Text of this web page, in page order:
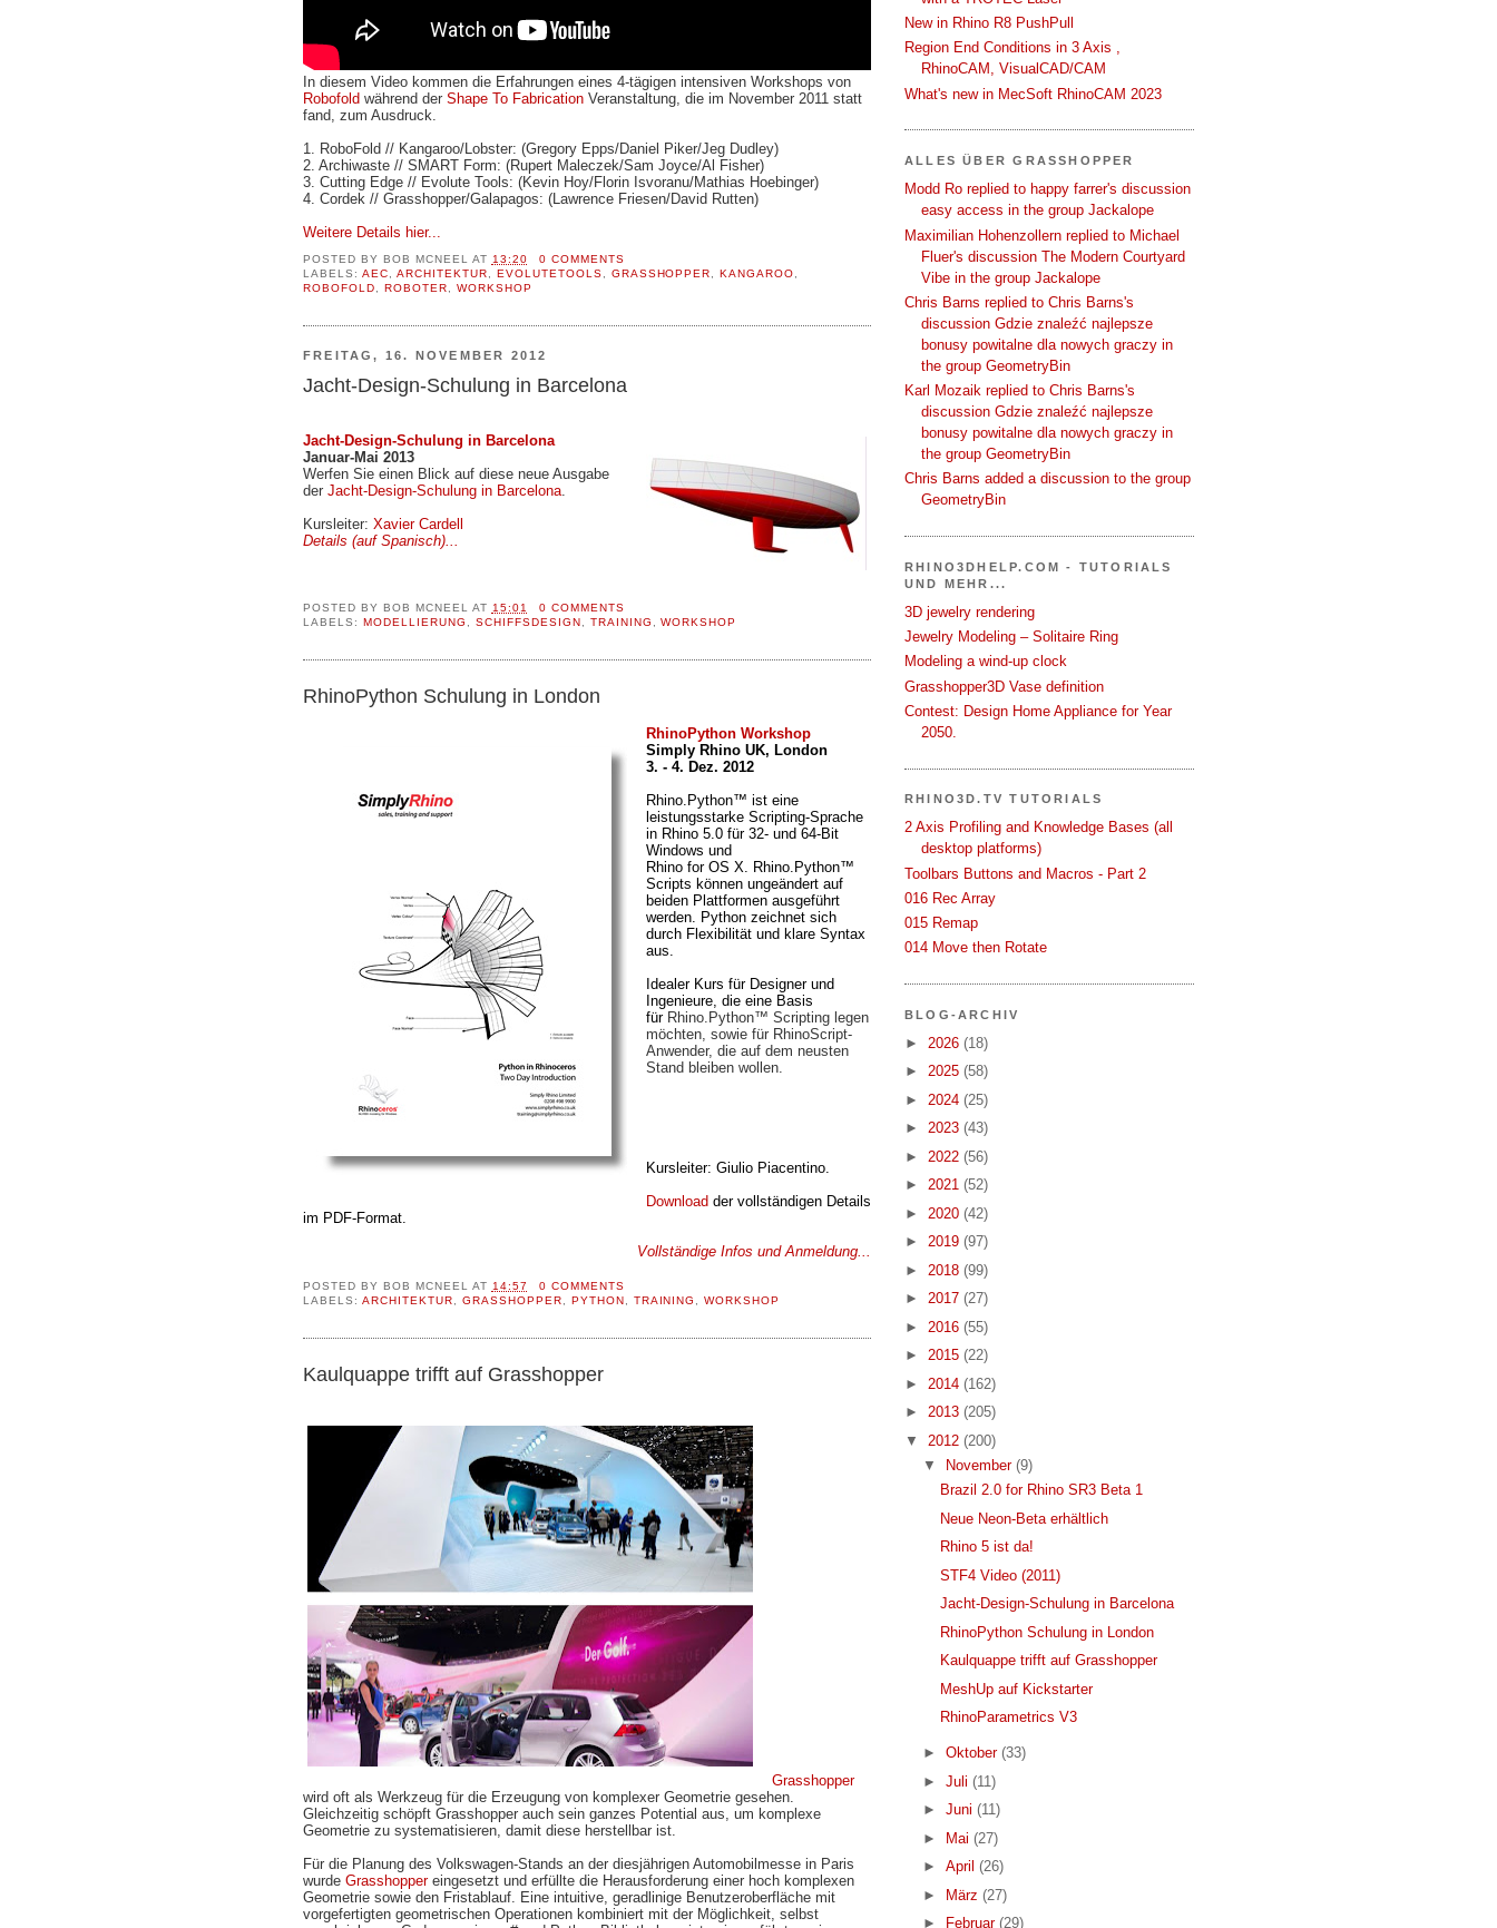
In diesem Video kommen die Erfahrungen eines 4-tägigen intensiven Workshops von
Robofold während der Shape To Fabrication Veranstaltung, die im November 2011 statt
fand, zum Ausdruck.
1. RoboFold // Kangaroo/Lobster: (Gregory Epps/Daniel Piker/Jeg Dudley)
2. Archiwaste // SMART Form: (Rupert Maleczek/Sam Joyce/Al Fisher)
3. Cutting Edge // Evolute Tools: (Kevin Hoy/Florin Isvoranu/Mathias Hoebinger)
4. Cordek // Grasshopper/Galapagos: (Lawrence Friesen/David Rutten)
Weitere Details hier...
POSTED BY BOB MCNEEL AT 13:20
0 COMMENTS
LABELS: AEC ARCHITEKTUR EVOLUTETOOLS GRASSHOPPER ,KANGAROO
ROBOFOLD
ROBOTER WORKSHOP
FREITAG, 16. NOVEMBER 2012
Jacht-Design-Schulung in Barcelona
Jacht-Design-Schulung in Barcelona
Januar-Mai 2013
Werfen Sie einen Blick auf diese neue Ausgabe
der Jacht-Design-Schulung in Barcelona
Kursleiter: Xavier Cardell
Details (auf Spanisch)...
POSTED BY BOB MCNEEL AT 15:01
0 COMMENTS
LABELS: MODELLIERUNG SCHIFFSDESIGN TRAINING ,WORKSHOP
RhinoPython Schulung in London
RhinoPython Workshop
Simply Rhino UK, London
3. - 4. Dez. 2012
Rhino.Python™ ist eine
leistungsstarke Scripting-Sprache
in Rhino 5.0 für 32- und 64-Bit
Windows und
Rhino for OS X. Rhino.Python™
Scripts können ungeändert auf
beiden Plattformen ausgeführt
werden. Python zeichnet sich
durch Flexibilität und klare Syntax
aus.
Idealer Kurs für Designer und
Ingenieure, die eine Basis
für Rhino.Python™ Scripting legen
möchten, sowie für RhinoScript-
Anwender, die auf dem neusten
Stand bleiben wollen.
Kursleiter: Giulio Piacentino.
Download der vollständigen Details
im PDF-Format.
Vollständige Infos und Anmeldung...
POSTED BY BOB MCNEEL AT 14:57
0 COMMENTS
LABELS: ARCHITEKTUR, GRASSHOPPER, PYTHON , TRAINING ,WORKSHOP
Kaulquappe trifft auf Grasshopper
Grasshopper
wird oft als Werkzeug für die Erzeugung von komplexer Geometrie gesehen.
Gleichzeitig schöpft Grasshopper auch sein ganzes Potential aus, um komplexe
Geometrie zu systematisieren, damit diese herstellbar ist.
Für die Planung des Volkswagen-Stands an der diesjährigen Automobilmesse in Paris
wurde Grasshopper eingesetzt und erfüllte die Herausforderung einer hoch komplexen
Geometrie sowie den Fristablauf. Eine intuitive, geradlinige Benutzeroberfläche mit
vorgefertigten geometrischen Operationen kombiniert mit der Möglichkeit, selbst
New in Rhino R8 PushPull
Region End Conditions in 3 Axis ,
RhinoCAM, VisualCAD/CAM
What's new in MecSoft RhinoCAM 2023
ALLES ÜBER GRASSHOPPER
Modd Ro replied to happy farrer's discussion
easy access in the group Jackalope
Maximilian Hohenzollern replied to Michael
Fluer's discussion The Modern Courtyard
Vibe in the group Jackalope
Chris Barns replied to Chris Barns's
discussion Gdzie znaleźć najlepsze
bonusy powitalne dla nowych graczy in
the group GeometryBin
Karl Mozaik replied to Chris Barns's
discussion Gdzie znaleźć najlepsze
bonusy powitalne dla nowych graczy in
the group GeometryBin
Chris Barns added a discussion to the group
GeometryBin
RHINO3DHELP.COM - TUTORIALS
UND MEHR...
3D jewelry rendering
Jewelry Modeling – Solitaire Ring
Modeling a wind-up clock
Grasshopper3D Vase definition
Contest: Design Home Appliance for Year
2050.
RHINO3D.TV TUTORIALS
2 Axis Profiling and Knowledge Bases (all
desktop platforms)
Toolbars Buttons and Macros - Part 2
016 Rec Array
015 Remap
014 Move then Rotate
BLOG-ARCHIV
► 2026 (18)
► 2025 (58)
► 2024 (25)
► 2023 (43)
► 2022 (56)
► 2021 (52)
► 2020 (42)
► 2019 (97)
► 2018 (99)
► 2017 (27)
► 2016 (55)
► 2015 (22)
► 2014 (162)
► 2013 (205)
▼ 2012 (200)
▼
November (9)
Brazil 2.0 for Rhino SR3 Beta 1
Neue Neon-Beta erhältlich
Rhino 5 ist da!
STF4 Video (2011)
Jacht-Design-Schulung in Barcelona
RhinoPython Schulung in London
Kaulquappe trifft auf Grasshopper
MeshUp auf Kickstarter
RhinoParametrics V3
► Oktober (33)
► Juli (11)
► Juni (11)
►
Mai (27)
► April (26)
►
März (27)
►
Februar (29)